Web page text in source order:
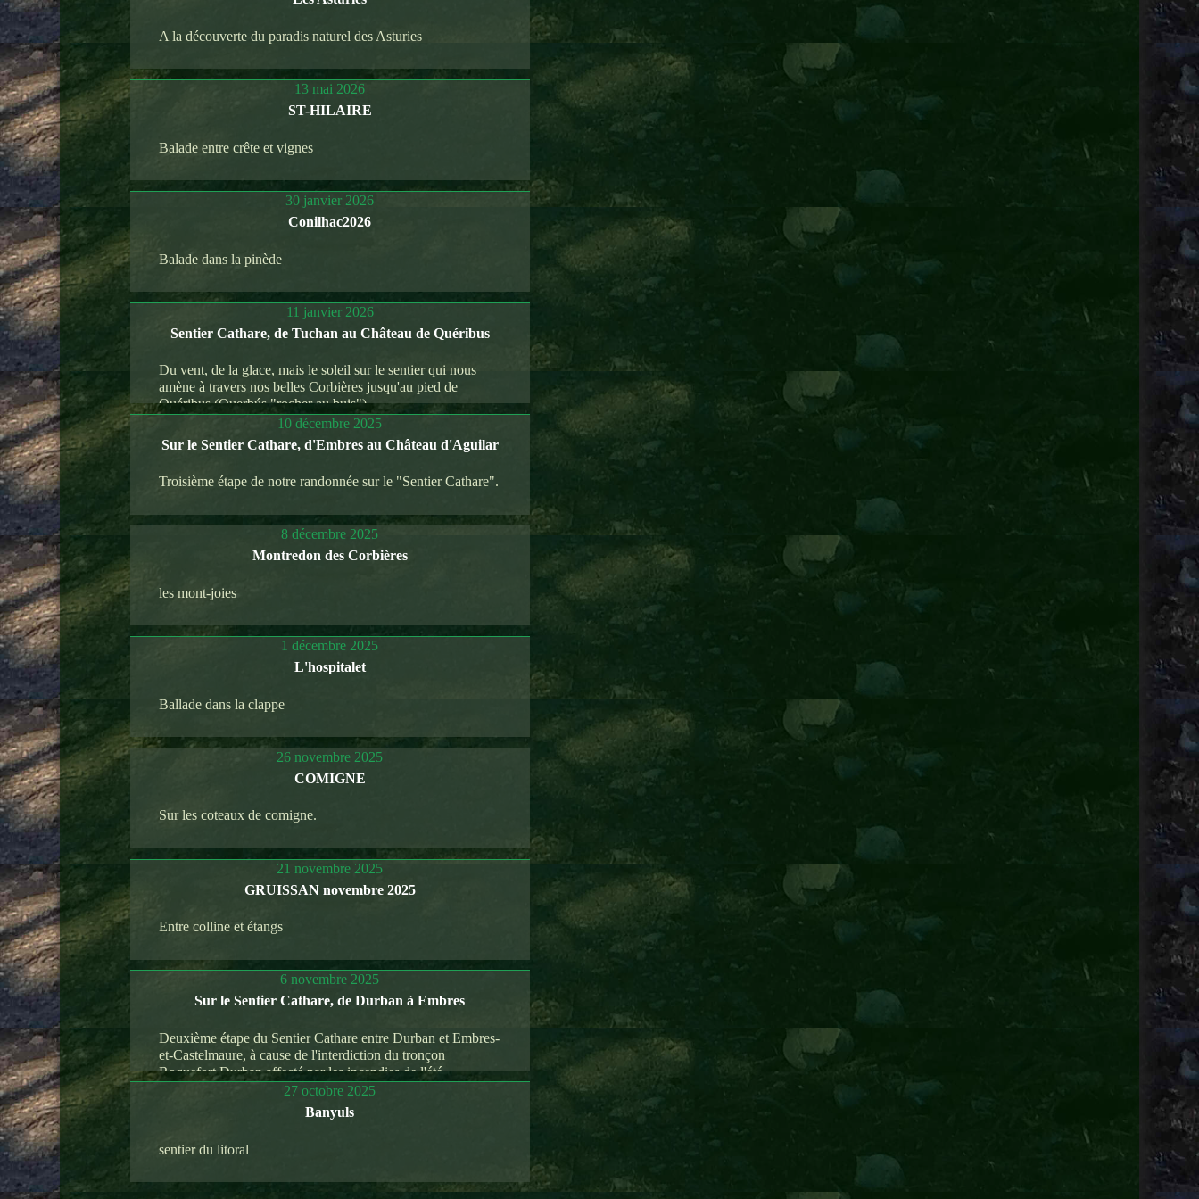
A la découverte du paradis naturel des Asturies
13 mai 2026
ST-HILAIRE
Balade entre crête et vignes
30 janvier 2026
Conilhac2026
Balade dans la pinède
11 janvier 2026
Sentier Cathare, de Tuchan au Château de Quéribus
Du vent, de la glace, mais le soleil sur le sentier qui nous
amène à travers nos belles Corbières jusqu'au pied de
Quéribus (Querbús "rocher au buis").
10 décembre 2025
Sur le Sentier Cathare, d'Embres au Château d'Aguilar
Troisième étape de notre randonnée sur le "Sentier Cathare".
8 décembre 2025
Montredon des Corbières
les mont-joies
1 décembre 2025
L'hospitalet
Ballade dans la clappe
26 novembre 2025
COMIGNE
Sur les coteaux de comigne.
21 novembre 2025
GRUISSAN novembre 2025
Entre colline et étangs
6 novembre 2025
Sur le Sentier Cathare, de Durban à Embres
Deuxième étape du Sentier Cathare entre Durban et Embres-
et-Castelmaure, à cause de l'interdiction du tronçon
Roquefort Durban affecté par les incendies de l'été.
27 octobre 2025
Banyuls
sentier du litoral